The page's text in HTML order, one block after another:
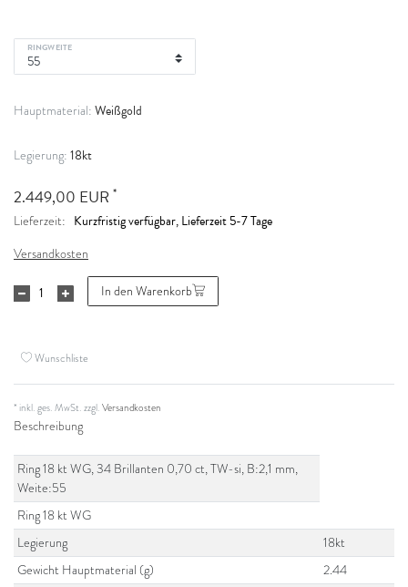
RINGWEITE
Hauptmaterial: Weißgold
Legierung: 18kt
2.449,00 EUR *
Lieferzeit: Kurzfristig verfügbar, Lieferzeit 5-7 Tage
Versandkosten
In den Warenkorb
Wunschliste
* inkl. ges. MwSt. zzgl.Versandkosten
Beschreibung
Ring 18 kt WG, 34 Brillanten 0,70 ct, TW-si, B:2,1 mm,
Weite:55
Ring 18 kt WG
Legierung
18kt
Gewicht Hauptmaterial (g)
2.44